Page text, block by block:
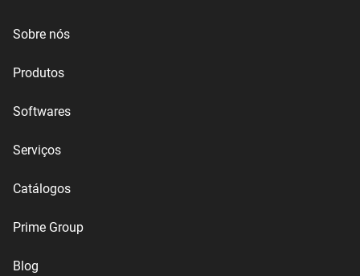
Sobre nós
Produtos
Softwares
Serviços
Catálogos
Prime Group
Blog